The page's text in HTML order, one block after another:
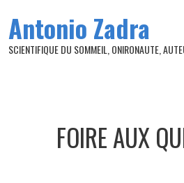
Antonio Zadra
SCIENTIFIQUE DU SOMMEIL, ONIRONAUTE,
FOIRE AUX